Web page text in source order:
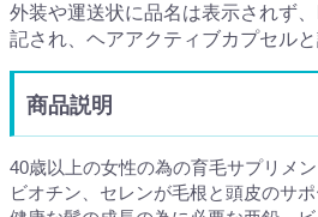
外装や運送状に品名は表示されず
記され、ヘアアクティブカプセルと
商品説明
40歳以上の女性の為の育毛サプリメン
ビオチン、セレンが毛根と頭皮のサ